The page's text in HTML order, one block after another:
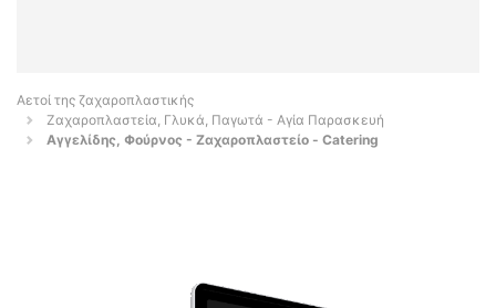
Αετοί της ζαχαροπλαστικής
Ζαχαροπλαστεία, Γλυκά, Παγωτά - Αγία Παρασκευή
Αγγελίδης, Φούρνος - Ζαχαροπλαστείο - Catering